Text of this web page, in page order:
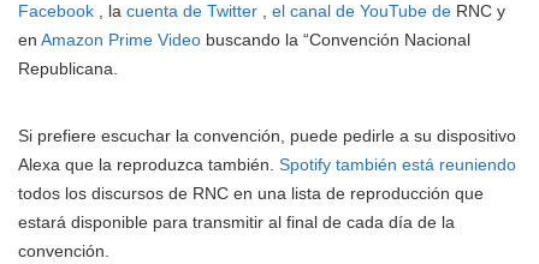
Facebook , la cuenta de Twitter el canal de YouTube de RNC y
en Amazon Prime Video buscando la “Convención Nacional
Republicana.
Si prefiere escuchar la convención, puede pedirle a su dispositivo
Alexa que la reproduzca también. Spotify también está reuniendo
todos los discursos de RNC en una lista de reproducción que
estará disponible para transmitir al final de cada día de la
convención.